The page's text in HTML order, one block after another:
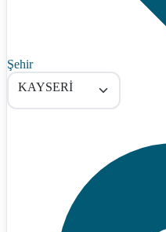
Şehir
KAYSERİ